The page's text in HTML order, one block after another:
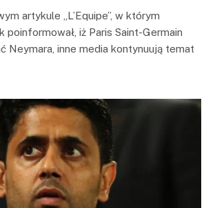
artykule „L’Equipe”, w którym
poinformował, iż Paris Saint-Germain
Neymara, inne media kontynuują temat